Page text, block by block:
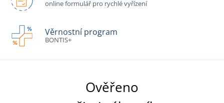
online formulář pro rychlé vyřízení
Věrnostní program
BONTIS+
Ověřeno